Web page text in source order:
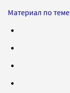
Материал по теме